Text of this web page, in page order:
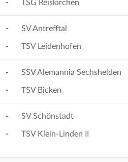
- TSG Reiskirchen
-
-
SV Antrefftal
TSV Leidenhofen
-
-
SSV Alemannia Sechshelden
TSV Bicken
-
-
SV Schönstadt
TSV Klein-Linden II